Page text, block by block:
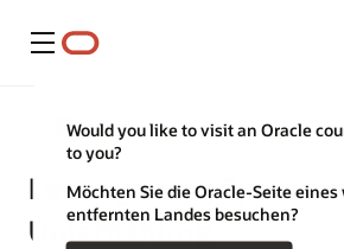
Menü
Would you like to visit an Oracle
to you?
Möchten Sie die Oracle-Seite
entfernten Landes besuchen?
Gastronomie
Lösungen für Sport
Unterhaltung